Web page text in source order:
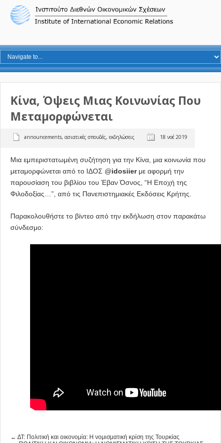
Κίνα, Όψεις Μιας Κοινωνίας Που
Μεταμορφώνεται
announcements, ασιατικές σπουδές, εκδηλώσεις 18 νοέ 2019
Μια εμπεριστατωμένη συζήτηση για την Κίνα, μια κοινωνία που
μεταμορφώνεται από το ΙΔΟΣ @idosiierμε αφορμή την
παρουσίαση του βιβλίου του Έβαν Όσνος, “Η Εποχή της
Φιλοδοξίας…”, από τις Πανεπιστημιακές Εκδόσεις Κρήτης.
Παρακολουθήστε το βίντεο από την εκδήλωση στον παρακάτω
σύνδεσμο:
← ΔΤ: Πολιτική και οικονομία: Η νομισματική κρίση της Τουρκίας